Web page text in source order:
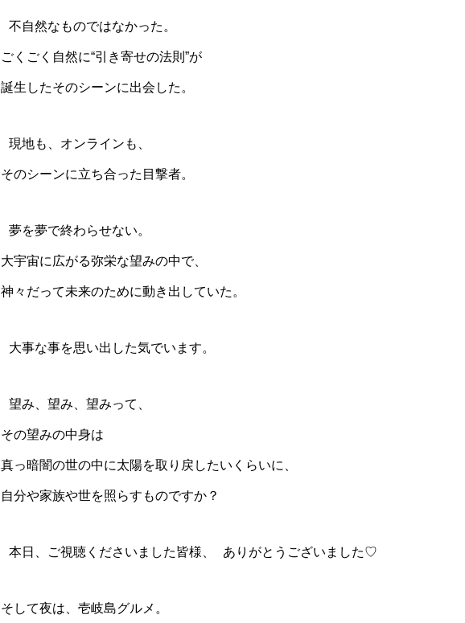
不自然なものではなかった。
ごくごく自然に“引き寄せの法則”が
誕生したそのシーンに出会した。
現地も、オンラインも、
そのシーンに立ち合った目撃者。
夢を夢で終わらせない。
大宇宙に広がる弥栄な望みの中で、
神々だって未来のために動き出していた。
大事な事を思い出した気でいます。
望み、望み、望みって、
その望みの中身は
真っ暗闇の世の中に太陽を取り戻したいくらいに、
自分や家族や世を照らすものですか？
本日、ご視聴くださいました皆様、 ありがとうございました♡
そして夜は、壱岐島グルメ。